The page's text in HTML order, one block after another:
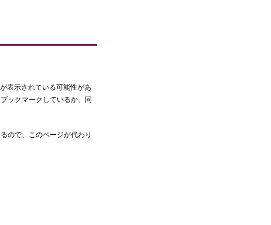
表示されている可能性があ
ックマークしているか、同
ので、このページが代わり